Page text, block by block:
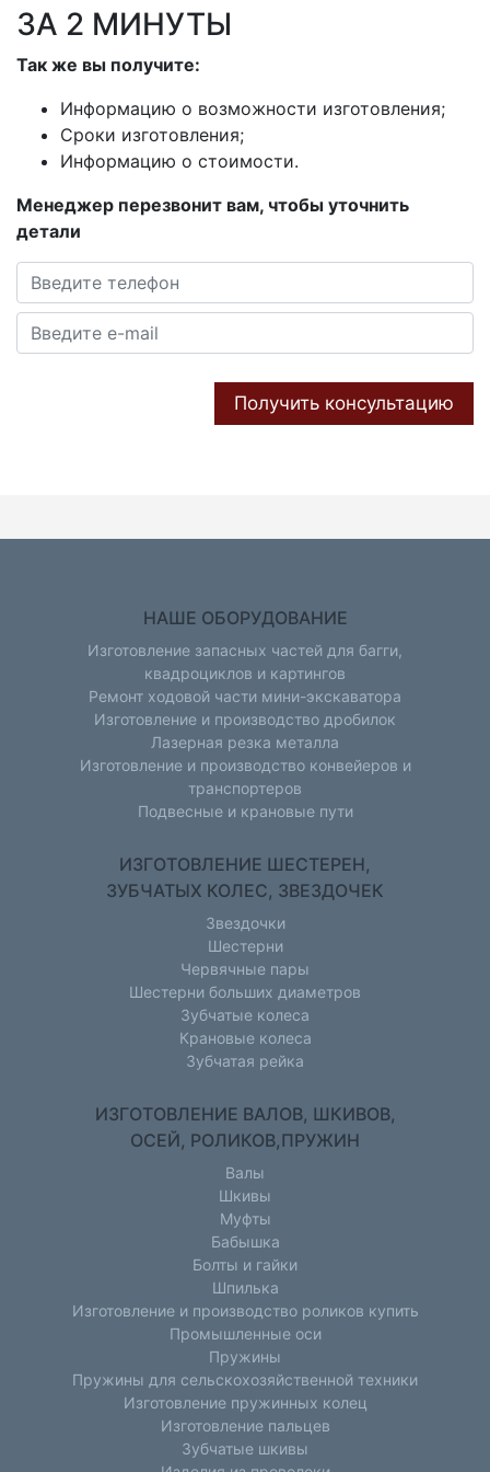
ЗА 2 МИНУТЫ
Так же вы получите:
Информацию о возможности изготовления;
Сроки изготовления;
Информацию о стоимости.
Менеджер перезвонит вам, чтобы уточнить
детали
Получить консультацию
НАШЕ ОБОРУДОВАНИЕ
Изготовление запасных частей для багги,
квадроциклов и картингов
Ремонт ходовой части мини-экскаватора
Изготовление и производство дробилок
Лазерная резка металла
Изготовление и производство конвейеров и
транспортеров
Подвесные и крановые пути
ИЗГОТОВЛЕНИЕ ШЕСТЕРЕН,
ЗУБЧАТЫХ КОЛЕС, ЗВЕЗДОЧЕК
Звездочки
Шестерни
Червячные пары
Шестерни больших диаметров
Зубчатые колеса
Крановые колеса
Зубчатая рейка
ИЗГОТОВЛЕНИЕ ВАЛОВ, ШКИВОВ,
ОСЕЙ, РОЛИКОВ,ПРУЖИН
Валы
Шкивы
Муфты
Бабышка
Болты и гайки
Шпилька
Изготовление и производство роликов купить
Промышленные оси
Пружины
Пружины для сельскохозяйственной техники
Изготовление пружинных колец
Изготовление пальцев
Зубчатые шкивы